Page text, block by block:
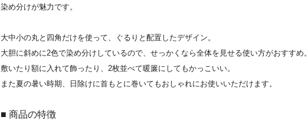
染め分けが魅力です。
大中小の丸と四角だけを使って、ぐるりと配置したデザイン。
大胆に斜めに2色で染め分けしているので、せっかくなら全体を見せる使い方がおすすめ。
敷いたり額に入れて飾ったり、2枚並べて暖簾にしてもかっこいい。
また夏の暑い時期、日除けに首もとに巻いてもおしゃれにお使いいただけます。
■ 商品の特徴